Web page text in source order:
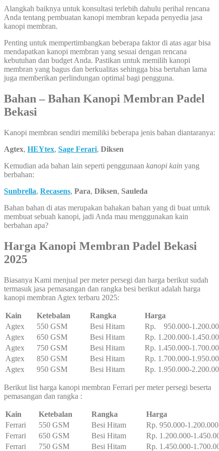
Alangkah baiknya untuk konsultasi terlebih dahulu perihal rencana
Anda tentang pembuatan kanopi membran kepada penyedia jasa
kanopi membran.
Penting untuk mempertimbangkan beberapa faktor di atas agar bisa
mendapatkan kanopi membran yang sesuai dengan rencana
kebutuhan dan budget Anda. Pastikan untuk memilih kanopi
membran yang bagus dan berkualitas sehingga bisa bertahan lama
juga memberikan perlindungan optimal bagi pengguna.
Bahan – Bahan Kanopi Membran Padel
Bekasi
Kanopi membran sendiri memiliki beberapa jenis bahan diantaranya:
Agtex, HEYtex, Sage Ferari, Diksen
Kemudian ada bahan lain seperti penggunaan kanopi kain yang
berbahan:
Sunbrella, Recasens, Para, Diksen, Sauleda
Bahan bahan di atas merupakan bahakan bahan yang di buat untuk
membuat sebuah kanopi, jadi Anda mau menggunakan kain
berbahan apa?
Harga Kanopi Membran Padel Bekasi
2025
Biasanya Kami menjual per meter persegi dan harga berikut sudah
termasuk jasa pemasangan dan rangka besi berikut adalah harga
kanopi membran Agtex terbaru 2025:
Kain Ketebalan Rangka
Harga
Agtex
550 GSM Besi Hitam
Rp. 950.000-
Agtex
650 GSM Besi Hitam
Rp. 1.200.000-
Agtex
750 GSM Besi Hitam
Rp. 1.450.000-
Agtex
850 GSM Besi Hitam
Rp. 1.700.000-
Agtex
950 GSM Besi Hitam Rp. 1.950.000-
Berikut list harga kanopi membran Ferrari per meter persegi beserta
pemasangan dan rangka :
Kain Ketebalan Rangka
Harga
Ferrari
550 GSM Besi Hitam
Rp. 950.000-1.200.000
Ferrari
650 GSM Besi Hitam
Rp. 1.200.000-
Ferrari
750 GSM Besi Hitam
Rp. 1.450.000-